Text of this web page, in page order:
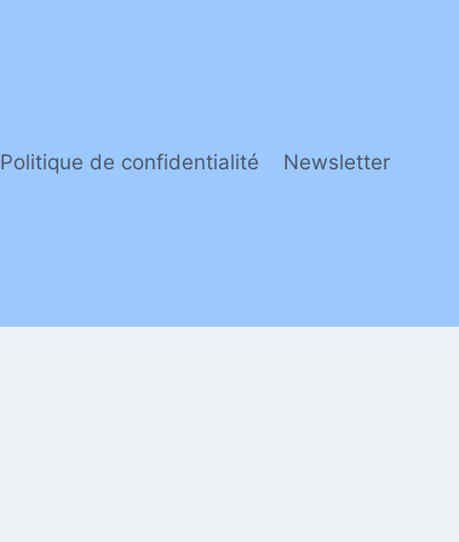
Politique de confidentialité Newsletter